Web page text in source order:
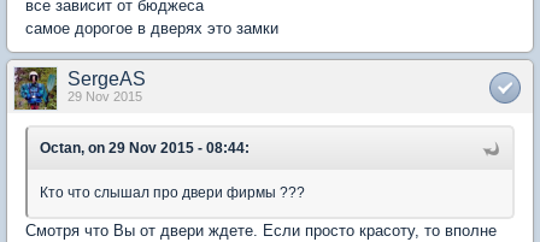
все зависит от бюджеса
самое дорогое в дверях это замки
SergeAS
29 Nov 2015
Octan, on 29 Nov 2015 - 08:44:
Кто что слышал про двери фирмы ???
Смотря что Вы от двери ждете. Если просто красоту, то вполне